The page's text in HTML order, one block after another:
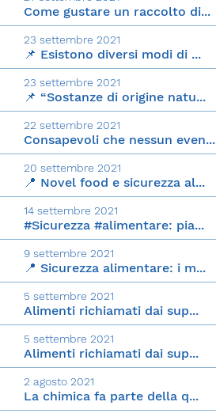
Come gustare un raccolto di...
23 settembre 2021
📌 Esistono diversi modi di ...
23 settembre 2021
📌 “Sostanze di origine natu...
22 settembre 2021
Consapevoli che nessun even...
20 settembre 2021
📍 Novel food e sicurezza al...
14 settembre 2021
#Sicurezza #alimentare: pia...
9 settembre 2021
📍 Sicurezza alimentare: i m...
5 settembre 2021
Alimenti richiamati dai sup...
5 settembre 2021
Alimenti richiamati dai sup...
2 agosto 2021
La chimica fa parte della q...